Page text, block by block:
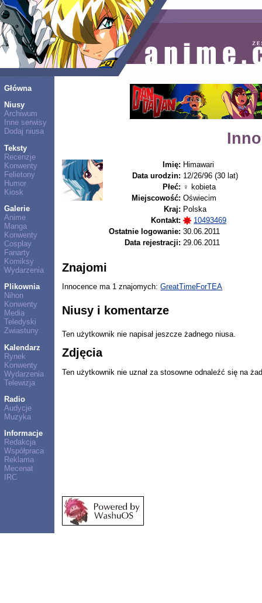
Główna
Niusy
Archiwum
Inne serwisy
Dodaj niusa
Teksty
Recenzje
Konwenty
Felietony
Humor
Kiosk
Galerie
Anime
Manga
Konwenty
Cosplay
Fanarty
Komiksy
Wydarzenia
Plikownia
Nihon
Konwenty
Media
Teledyski
Zwiastuny
Kalendarz
Rynek
Konwenty
Wydarzenia
Telewizja
Radio
Audycje
Muzyka
Informacje
Redakcja
Współpraca
Reklama
Mecenat
IRC
Imię: Himawari
Data urodzin: 12/26/96 (30 lat)
Płeć: ♀ kobieta
Miejscowość: Oświecim
Kraj: Polska
Kontakt:
10493469
Ostatnie logowanie: 30.06.2011
Data rejestracji: 29.06.2011
Znajomi
Innocence ma 1 znajomych:GreatTimeForTEA
Niusy i komentarze
Ten użytkownik nie napisał jeszcze żadnego niusa.
Zdjęcia
Ten użytkownik nie uznał za stosowne odnaleźć się na